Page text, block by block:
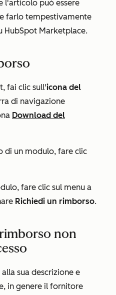
l'articolo può essere
farlo tempestivamente
HubSpot Marketplace.
fai clic sull'icona del
di navigazione
Download del
di un modulo, fare clic
fare clic sul menu a
Richiedi un rimborso.
non
sua descrizione e
in genere il fornitore